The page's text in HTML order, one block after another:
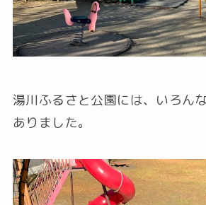
湯川ふるさと公園には、いろん
ありました。